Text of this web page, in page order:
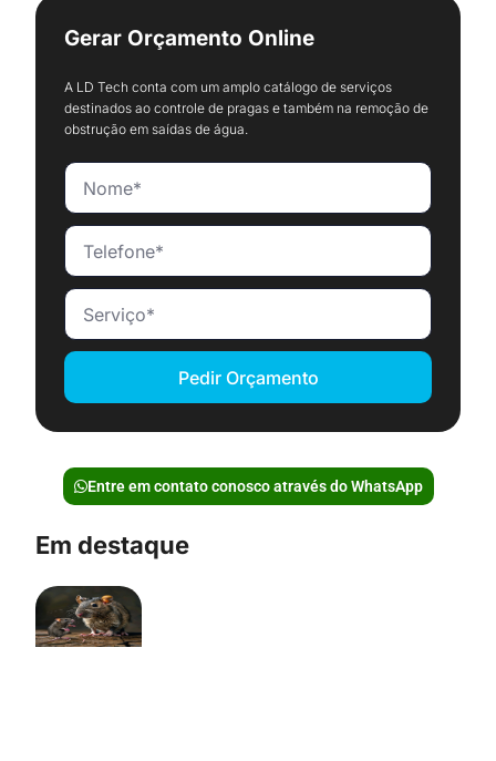
Gerar Orçamento Online
A LD Tech conta com um amplo catálogo de serviços
destinados ao controle de pragas e também na remoção de
obstrução em saídas de água.
Pedir Orçamento
Entre em contato conosco através do WhatsApp
Em destaque